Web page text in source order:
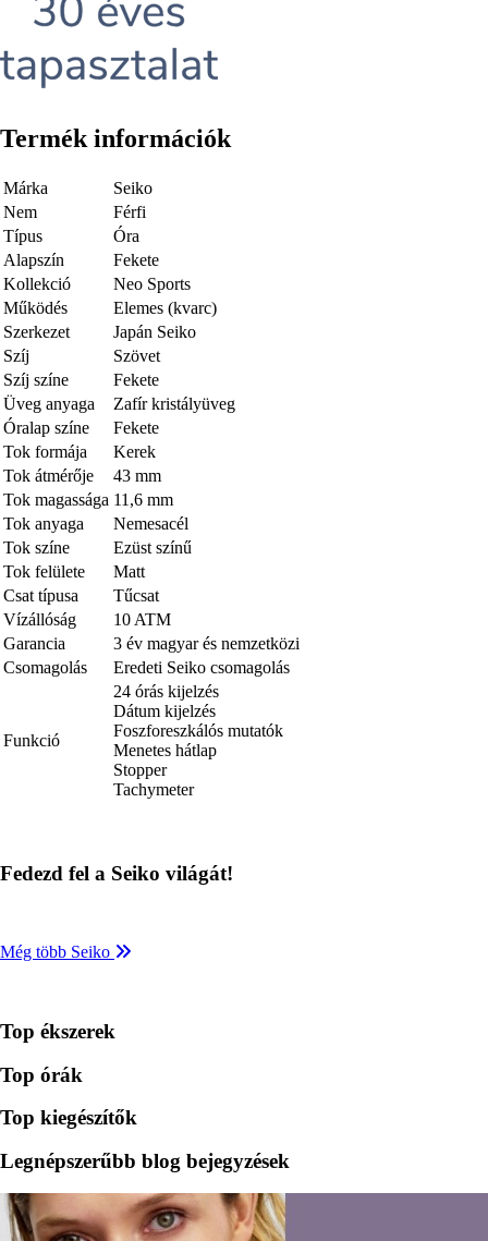
Termék információk
Márka
Seiko
Nem
Férfi
Típus
Óra
Alapszín
Fekete
Kollekció
Neo Sports
Működés
Elemes (kvarc)
Szerkezet
Japán Seiko
Szíj
Szövet
Szíj színe
Fekete
Üveg anyaga
Zafír kristályüveg
Óralap színe
Fekete
Tok formája
Kerek
Tok átmérője
43 mm
Tok magassága 11,6 mm
Tok anyaga
Nemesacél
Tok színe
Ezüst színű
Tok felülete
Matt
Csat típusa
Tűcsat
Vízállóság
10 ATM
Garancia
3 év magyar és nemzetközi
Csomagolás
Eredeti Seiko csomagolás
Funkció
24 órás kijelzés
Dátum kijelzés
Foszforeszkálós mutatók
Menetes hátlap
Stopper
Tachymeter
Fedezd fel a Seiko világát!
Még több Seiko
Top ékszerek
Top órák
Top kiegészítők
Legnépszerűbb blog bejegyzések